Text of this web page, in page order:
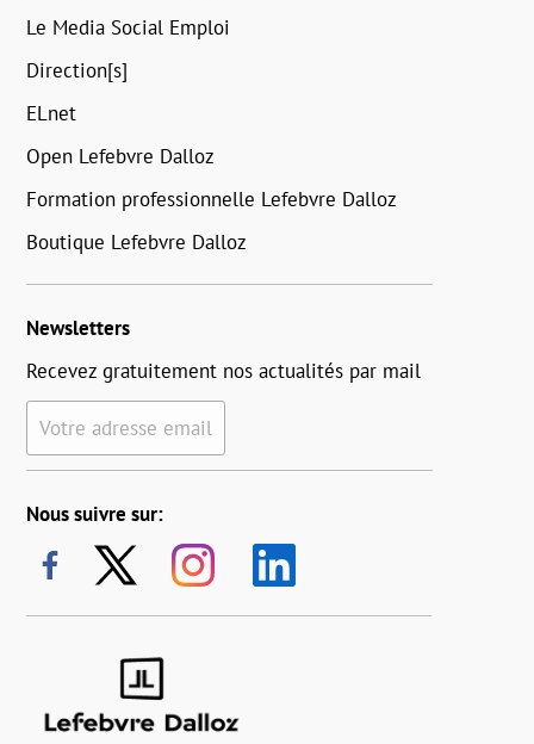
Le Media Social Emploi
Direction[s]
ELnet
Open Lefebvre Dalloz
Formation professionnelle Lefebvre Dalloz
Boutique Lefebvre Dalloz
Newsletters
Recevez gratuitement nos actualités par mail
Votre adresse email
Nous suivre sur: